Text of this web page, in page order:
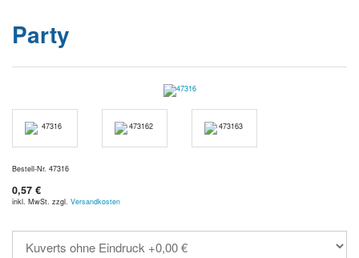
Party
Bestell-Nr. 47316
0,57 €
inkl. MwSt. zzgl. Versandkosten